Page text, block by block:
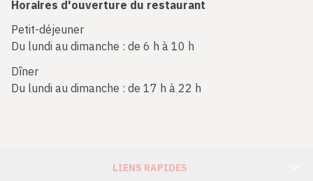
Horaires d'ouverture du restaurant
Petit-déjeuner
Du lundi au dimanche : de 6 h à 10 h
Dîner
Du lundi au dimanche : de 17 h à 22 h
LIENS RAPIDES